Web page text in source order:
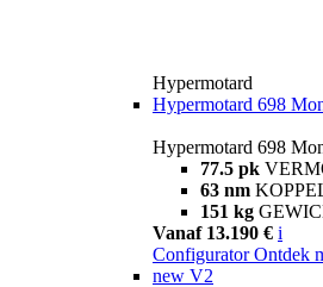
Hypermotard
Hypermotard 698
Hypermotard 698
77.5 pk
63 nm
151 kg
Vanaf 13.190 € i
Configurator Ontdek
new V2